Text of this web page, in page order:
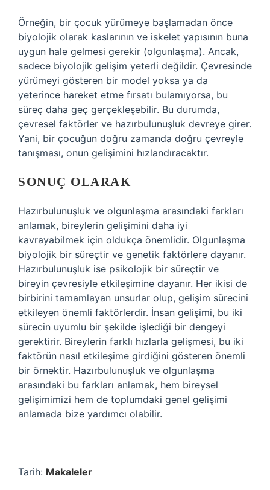
Örneğin, bir çocuk yürümeye başlamadan önce
biyolojik olarak kaslarının ve iskelet yapısının buna
uygun hale gelmesi gerekir (olgunlaşma). Ancak,
sadece biyolojik gelişim yeterli değildir. Çevresinde
yürümeyi gösteren bir model yoksa ya da
yeterince hareket etme fırsatı bulamıyorsa, bu
süreç daha geç gerçekleşebilir. Bu durumda,
çevresel faktörler ve hazırbulunuşluk devreye girer.
Yani, bir çocuğun doğru zamanda doğru çevreyle
tanışması, onun gelişimini hızlandıracaktır.
SONUÇ OLARAK
Hazırbulunuşluk ve olgunlaşma arasındaki farkları
anlamak, bireylerin gelişimini daha iyi
kavrayabilmek için oldukça önemlidir. Olgunlaşma
biyolojik bir süreçtir ve genetik faktörlere dayanır.
Hazırbulunuşluk ise psikolojik bir süreçtir ve
bireyin çevresiyle etkileşimine dayanır. Her ikisi de
birbirini tamamlayan unsurlar olup, gelişim sürecini
etkileyen önemli faktörlerdir. İnsan gelişimi, bu iki
sürecin uyumlu bir şekilde işlediği bir dengeyi
gerektirir. Bireylerin farklı hızlarla gelişmesi, bu iki
faktörün nasıl etkileşime girdiğini gösteren önemli
bir örnektir. Hazırbulunuşluk ve olgunlaşma
arasındaki bu farkları anlamak, hem bireysel
gelişimimizi hem de toplumdaki genel gelişimi
anlamada bize yardımcı olabilir.
Tarih: Makaleler